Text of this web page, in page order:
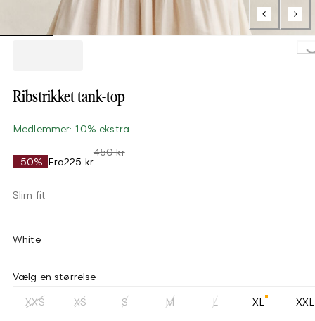
Loading...
Ribstrikket tank-top
Medlemmer: 10% ekstra
-50% Fra225 kr
450 kr
Slim fit
White
Vælg en størrelse
XXS XS S M L XL XXL